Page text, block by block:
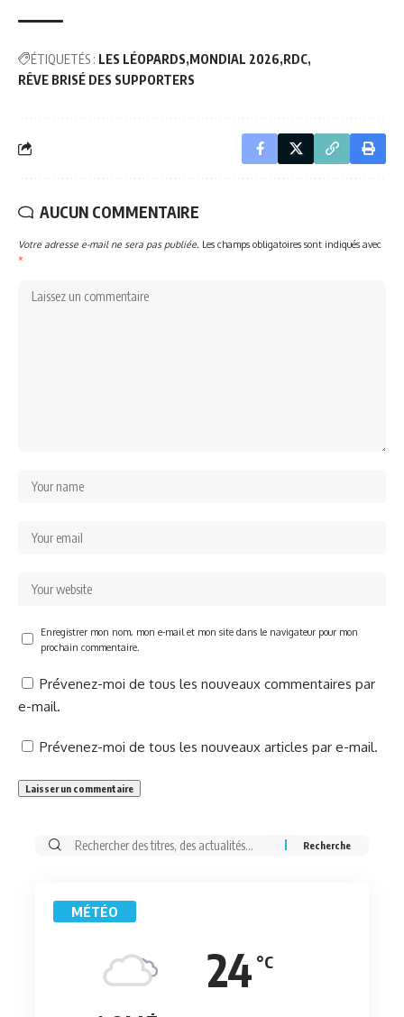
ÉTIQUETÉS : LES LÉOPARDS MONDIAL 2026 RDC
RÊVE BRISÉ DES SUPPORTERS
AUCUN COMMENTAIRE
Votre adresse e-mail ne sera pas publiée. Les champs obligatoires sont indiqués avec
*
Enregistrer mon nom, mon e-mail et mon site dans le navigateur pour mon
prochain commentaire.
Prévenez-moi de tous les nouveaux commentaires par
e-mail.
Prévenez-moi de tous les nouveaux articles par e-mail.
Rechercher:
MÉTÉO
24 °C